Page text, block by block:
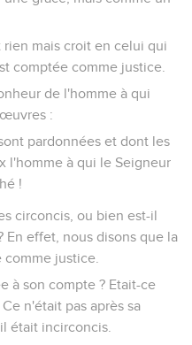
mais croit en celui qui
comptée comme justice.
de l'homme à qui
:
pardonnées et dont les
l'homme à qui le Seigneur
!
circoncis, ou bien est-il
En effet, nous disons que la
justice.
à son compte ? Etait-ce
n'était pas après sa
était incirconcis.